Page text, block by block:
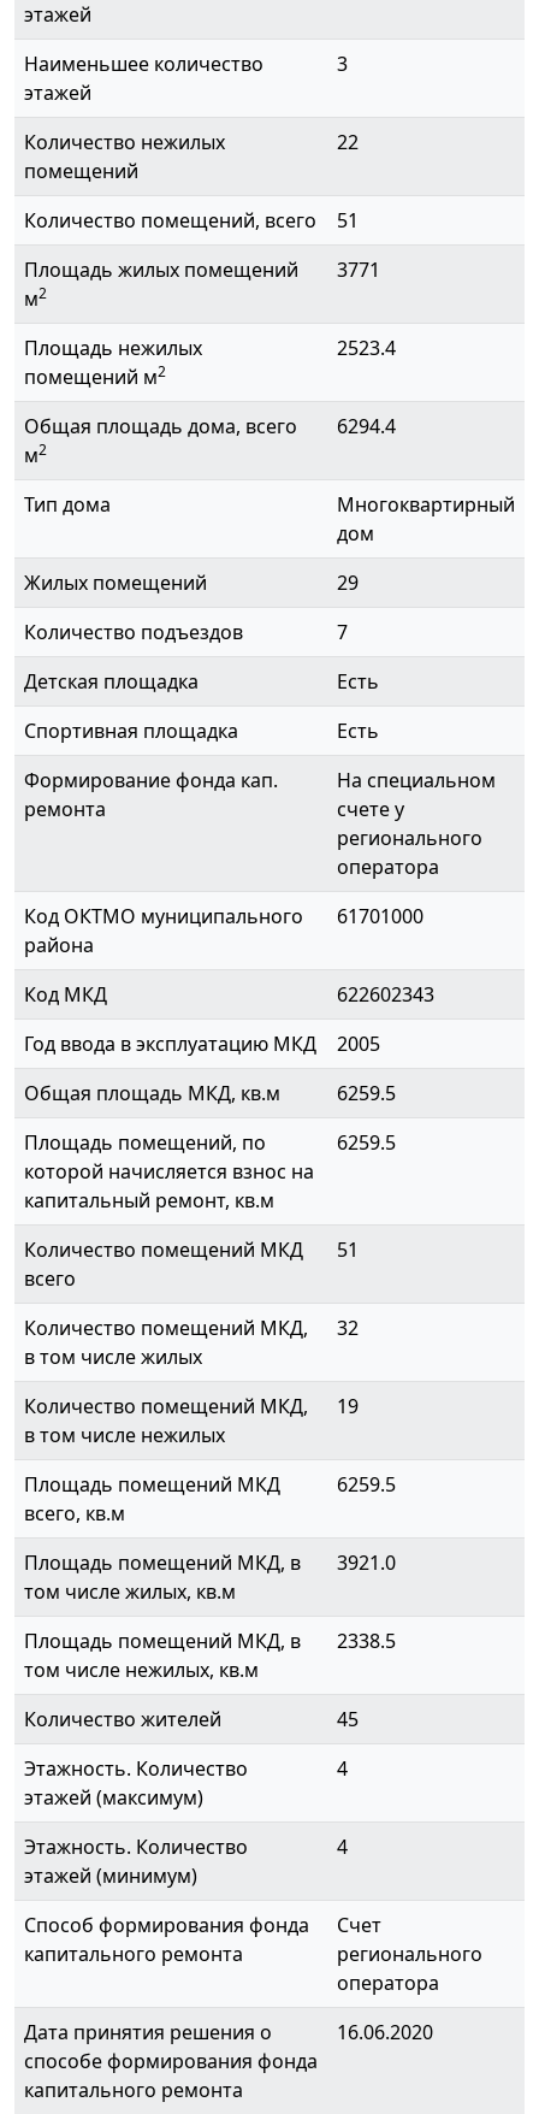
этажей
Наименьшее количество
этажей
3
Количество нежилых
помещений
22
Количество помещений, всего
51
Площадь жилых помещений
м2
3771
Площадь нежилых
помещений м2
2523.4
Общая площадь дома, всего
м2
6294.4
Тип дома
Многоквартирный
дом
Жилых помещений
29
Количество подъездов
7
Детская площадка
Есть
Спортивная площадка
Есть
Формирование фонда кап.
ремонта
На специальном
счете у
регионального
оператора
Код ОКТМО муниципального
района
61701000
Код МКД
622602343
Год ввода в эксплуатацию МКД
2005
Общая площадь МКД, кв.м
6259.5
Площадь помещений, по
которой начисляется взнос на
капитальный ремонт, кв.м
6259.5
Количество помещений МКД
всего
51
Количество помещений МКД,
в том числе жилых
32
Количество помещений МКД,
в том числе нежилых
19
Площадь помещений МКД
всего, кв.м
6259.5
Площадь помещений МКД, в
том числе жилых, кв.м
3921.0
Площадь помещений МКД, в
том числе нежилых, кв.м
2338.5
Количество жителей
45
Этажность. Количество
этажей (максимум)
4
Этажность. Количество
этажей (минимум)
4
Способ формирования фонда
капитального ремонта
Счет
регионального
оператора
Дата принятия решения о
способе формирования фонда
капитального ремонта
16.06.2020